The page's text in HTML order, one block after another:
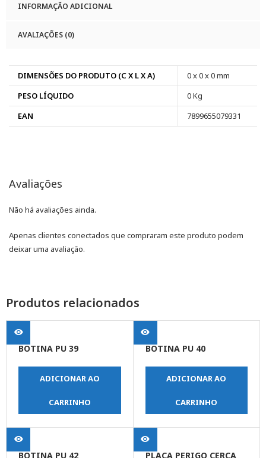
INFORMAÇÃO ADICIONAL
AVALIAÇÕES (0)
DIMENSÕES DO PRODUTO (C X L X A)
0 x 0 x 0 mm
PESO LÍQUIDO
0 Kg
EAN
7899655079331
Avaliações
Não há avaliações ainda.
Apenas clientes conectados que compraram este produto podem
deixar uma avaliação.
Produtos relacionados
BOTINA PU 39
ADICIONAR AO
CARRINHO
BOTINA PU 40
ADICIONAR AO
CARRINHO
BOTINA PU 42 PLACA PERIGO CERCA